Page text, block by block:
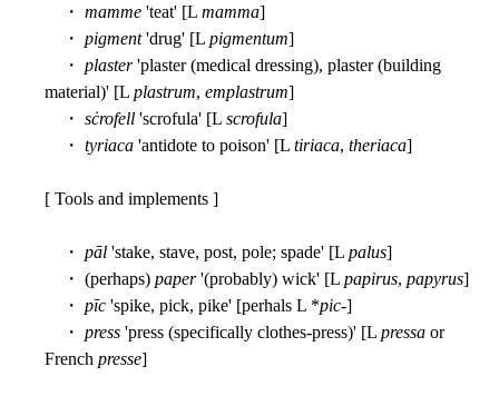
・ mamme 'teat' [L mamma]
・ pigment'drug' [L pigmentum]
・ plaster'plaster (medical dressing), plaster (building
material)' [L plastrum, emplastrum]
・ sċrofell 'scrofula' [L scrofula]
・ tyriaca 'antidote to poison' [L tiriaca, theriaca]
[ Tools and implements ]
・ pāl 'stake, stave, post, pole; spade' [L palus]
・ (perhaps) paper'(probably) wick' [L papirus, papyrus]
・ pīc 'spike, pick, pike' [perhals L *pic-]
・ press 'press (specifically clothes-press)' [L pressa or
French presse]